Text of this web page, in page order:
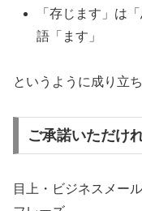
「存じます」は
語「ます」
というように成り立ち
ご承諾いただけ
目上・ビジネスメー